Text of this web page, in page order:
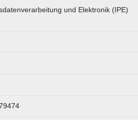
und Elektronik (IPE)